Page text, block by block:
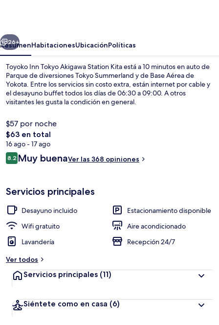
Station
Kita
Siguiente
26+
ResumenHabitacionesUbicaciónPolíticas
Toyoko Inn Tokyo Akigawa Station Kita está a 10 minutos en auto de
Parque de diversiones Tokyo Summerland y de Base Aérea de
Yokota. Entre los servicios sin costo extra, están internet por cable y
el desayuno buffet todos los días de 06:30 a 09:00. A otros
visitantes les gusta la condición en general.
$57 por noche
El
precio
total
es
$63 en total
16 ago - 17 ago
Opiniones
8.28.2 de 10,
Muy buenaVer las 368 opiniones
Servicios principales
Desayuno incluido
Estacionamiento disponible
Wifi gratuito
Aire acondicionado
Lavandería
Recepción 24/7
Ver todos
Servicios principales (11)
Siéntete como en casa (6)